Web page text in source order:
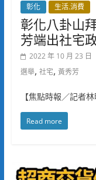
彰化 生活.消費
彰化八卦山
芳端出社宅
2022 年 10 月 23 日
選舉, 社宅, 黃秀芳
【焦點時報／記者
Read more